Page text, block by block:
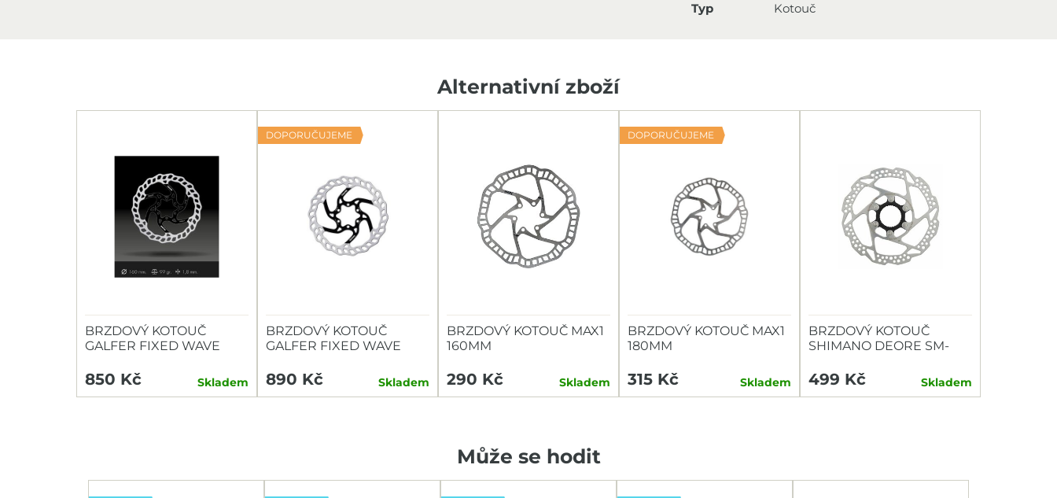
Typ Kotouč
Alternativní zboží
BRZDOVÝ KOTOUČ
GALFER FIXED WAVE
850 Kč Skladem
DOPORUČUJEME
BRZDOVÝ KOTOUČ
GALFER FIXED WAVE
890 Kč Skladem
BRZDOVÝ KOTOUČ MAX1
160MM
290 Kč Skladem
DOPORUČUJEME
BRZDOVÝ KOTOUČ MAX1
180MM
315 Kč Skladem
BRZDOVÝ KOTOUČ
SHIMANO DEORE SM-
LOCK, MATICE S
EXTERNÍM OZUBENÍM
499 Kč Skladem
Může se hodit